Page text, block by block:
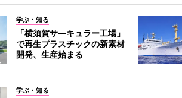
学ぶ・知る
「横須賀サ―キュラー工場」
で再生プラスチックの新素材
開発、生産始まる
学ぶ・知る